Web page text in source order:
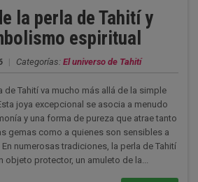
la perla de Tahití y
espiritual
| Categorías: El universo de Tahití
de Tahití va mucho más allá de la simple
joya excepcional se asocia a menudo
y una forma de pureza que atrae tanto
gemas como a quienes son sensibles a
numerosas tradiciones, la perla de Tahití
objeto protector, un amuleto de la...